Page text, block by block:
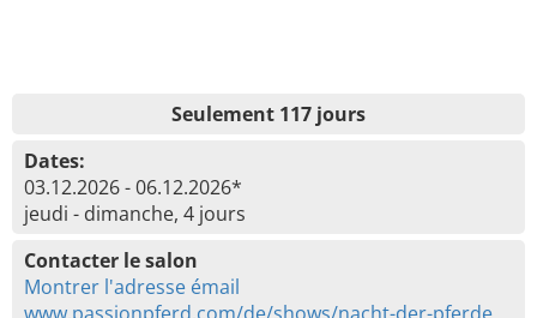
Seulement 117 jours
Dates:
03.12.2026 - 06.12.2026*
jeudi - dimanche, 4 jours
Contacter le salon
Montrer l'adresse émail